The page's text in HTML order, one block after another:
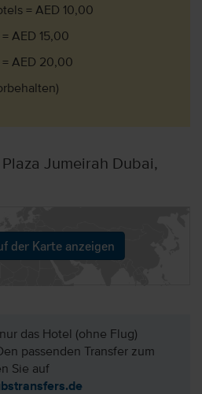
= AED 10,00
AED 15,00
AED 20,00
Jumeirah Dubai,
der Karte anzeigen
das Hotel (ohne Flug)
passenden Transfer zum
Sie auf